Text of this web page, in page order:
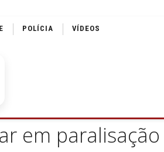
POLÍCIA VÍDEOS
em paralisação